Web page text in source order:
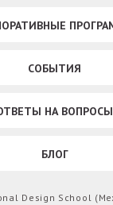
СОБЫТИЯ
НА ВОПРОСЫ
БЛОГ
Design School